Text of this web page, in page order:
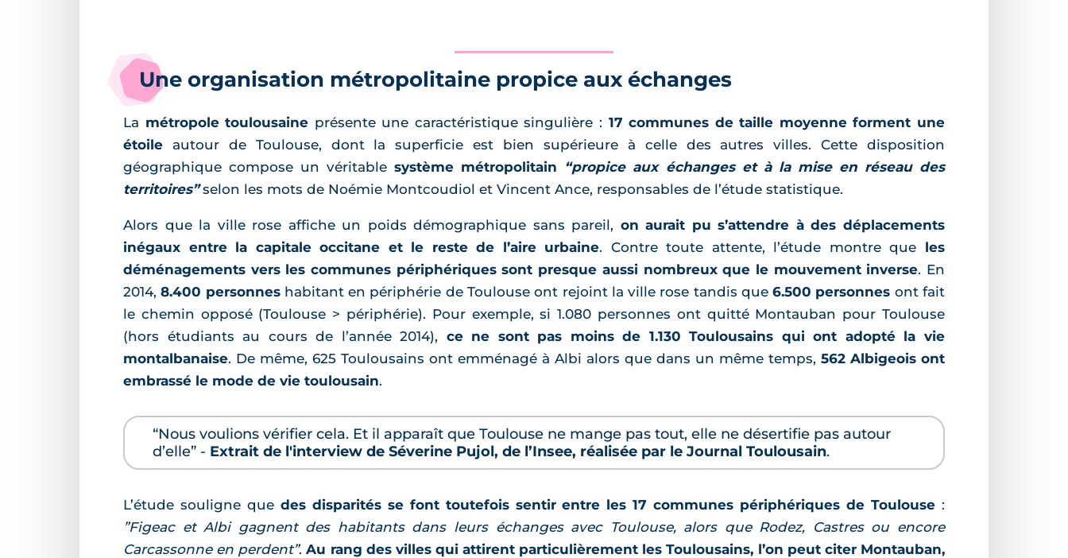
Une organisation métropolitaine propice aux échanges
La métropole toulousaine présente une caractéristique singulière : 17 communes de taille moyenne forment une
étoile autour de Toulouse, dont la superficie est bien supérieure à celle des autres villes. Cette disposition
géographique compose un véritablesystème métropolitain “propice aux échanges et à la mise en réseau des
territoires”selon les mots de Noémie Montcoudiol et Vincent Ance, responsables de l’étude statistique.
Alors que la ville rose affiche un poids démographique sans pareil, on aurait pu s’attendre à des déplacements
inégaux entre la capitale occitane et le reste de l’aire urbaine. Contre toute attente, l’étude montre que les
déménagements vers les communes périphériques sont presque aussi nombreux que le mouvement inverse. En
2014,8.400 personneshabitant en périphérie de Toulouse ont rejoint la ville rose tandis que6.500 personnes ont fait
le chemin opposé (Toulouse > périphérie). Pour exemple, si 1.080 personnes ont quitté Montauban pour Toulouse
(hors étudiants au cours de l’année 2014), ce ne sont pas moins de 1.130 Toulousains qui ont adopté la vie
montalbanaise. De même, 625 Toulousains ont emménagé à Albi alors que dans un même temps, 562 Albigeois ont
embrassé le mode de vie toulousain.
“Nous voulions vérifier cela. Et il apparaît que Toulouse ne mange pas tout, elle ne désertifie pas autour
d’elle” - Extrait de l'interview de Séverine Pujol, de l’Insee, réalisée par le Journal Toulousain.
L’étude souligne que des disparités se font toutefois sentir entre les 17 communes périphériques de Toulouse :
”Figeac et Albi gagnent des habitants dans leurs échanges avec Toulouse, alors que Rodez, Castres ou encore
Carcassonne en perdent”.Au rang des villes qui attirent particulièrement les Toulousains, l’on peut citer Montauban,